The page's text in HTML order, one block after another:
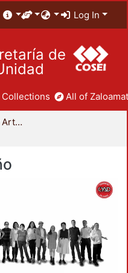
Log In
de
All of
División de Ciencias y Artes para el Diseño